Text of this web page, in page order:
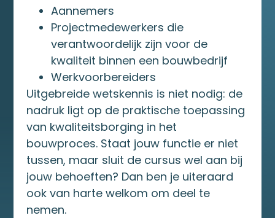
Aannemers
Projectmedewerkers die
verantwoordelijk zijn voor de
kwaliteit binnen een bouwbedrijf
Werkvoorbereiders
Uitgebreide wetskennis is niet nodig: de
nadruk ligt op de praktische toepassing
van kwaliteitsborging in het
bouwproces. Staat jouw functie er niet
tussen, maar sluit de cursus wel aan bij
jouw behoeften? Dan ben je uiteraard
ook van harte welkom om deel te
nemen.